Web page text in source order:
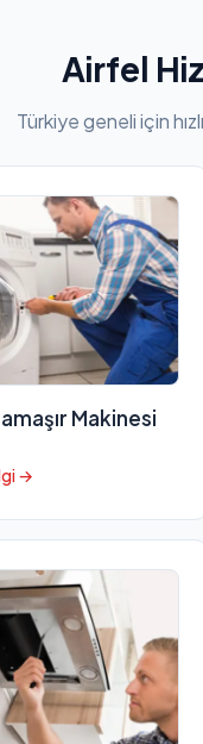
Airfel
Türkiye geneli için
Makinesi
→